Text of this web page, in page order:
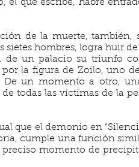
el que escribe, habré
de la muerte, también,
hombres, logra huir de
de un palacio su triunfo
la figura de Zoilo, uno
De un momento a otro,
todas las víctimas de la
que el demonio en
cumple una función
momento de